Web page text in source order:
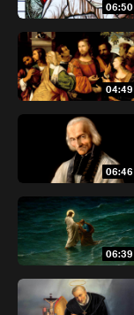
06:50
04:49
06:46
06:39